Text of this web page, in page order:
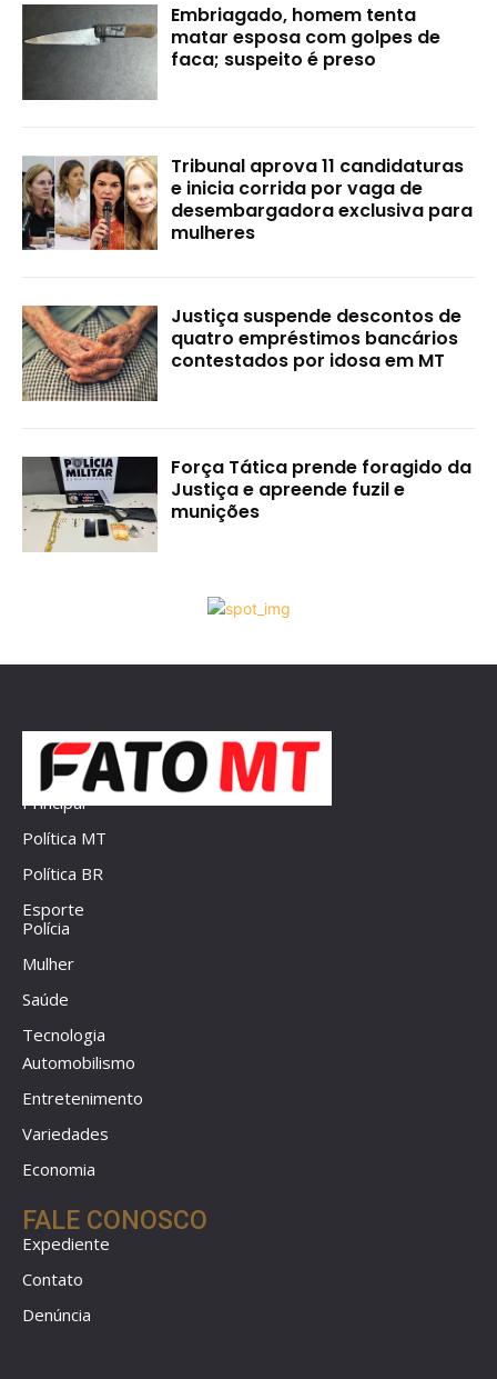
Embriagado, homem tenta
matar esposa com golpes de
faca; suspeito é preso
Tribunal aprova 11 candidaturas
e inicia corrida por vaga de
desembargadora exclusiva para
mulheres
Justiça suspende descontos de
quatro empréstimos bancários
contestados por idosa em MT
Força Tática prende foragido da
Justiça e apreende fuzil e
munições
Principal
Política MT
Política BR
Esporte
Polícia
Mulher
Saúde
Tecnologia
Automobilismo
Entretenimento
Variedades
Economia
FALE CONOSCO
Expediente
Contato
Denúncia